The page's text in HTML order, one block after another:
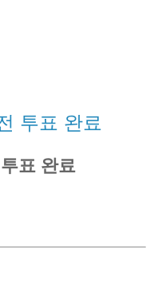
투표 완료
표 완료